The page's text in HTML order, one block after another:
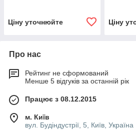
Ціну уточнюйте Ціну
Про нас
Рейтинг не сформований
Менше 5 відгуків за останній рік
Працює з 08.12.2015
м. Київ
вул. Будіндустрії, 5, Київ, Україна